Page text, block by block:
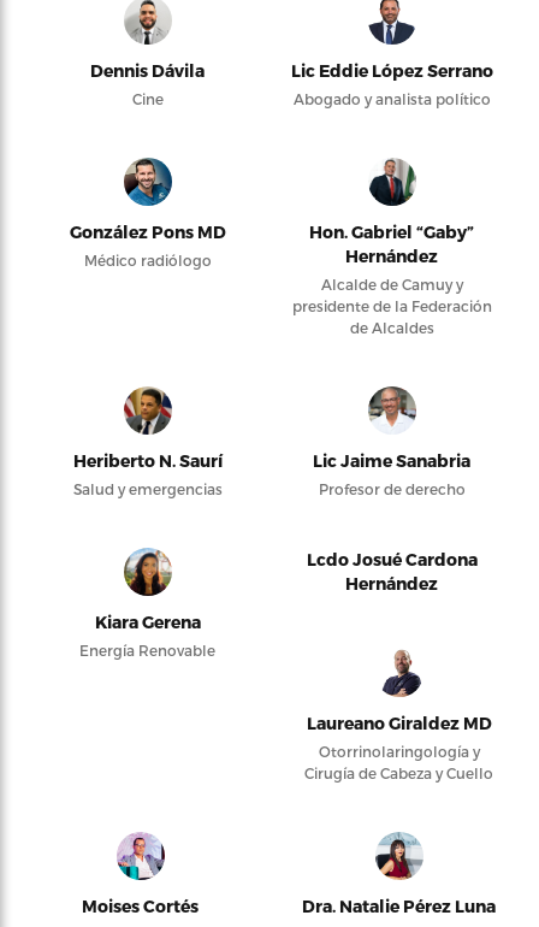
Dennis Dávila
Cine
Lic Eddie López Serrano
Abogado y analista político
González Pons MD
Médico radiólogo
Hon. Gabriel “Gaby”
Hernández
Alcalde de Camuy y
presidente de la Federación
de Alcaldes
Heriberto N. Saurí
Salud y emergencias
Lic Jaime Sanabria
Profesor de derecho
Kiara Gerena
Energía Renovable
Lcdo Josué Cardona
Hernández
Laureano Giraldez MD
Otorrinolaringología y
Cirugía de Cabeza y Cuello
Moises Cortés Dra. Natalie Pérez Luna